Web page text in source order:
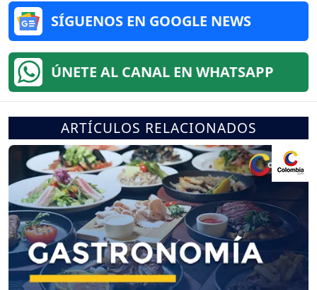
SÍGUENOS EN GOOGLE NEWS
ÚNETE AL CANAL EN WHATSAPP
ARTÍCULOS RELACIONADOS